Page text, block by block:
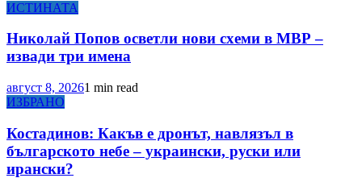
ИСТИНАТА
Николай Попов осветли нови схеми в МВР –
извади три имена
август 8, 20261 min read
ИЗБРАНО
Костадинов: Какъв е дронът, навлязъл в
българското небе – украински, руски или
ирански?